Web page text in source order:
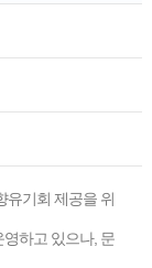
유기회 제공을 위
영하고 있으나, 문